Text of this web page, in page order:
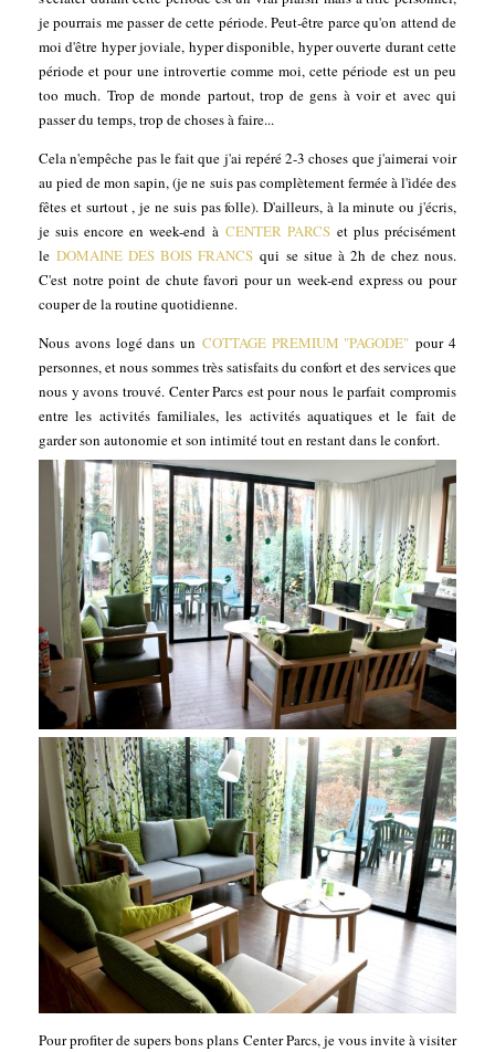
je pourrais me passer de cette période. Peut-être parce qu'on attend de
moi d'être hyper joviale, hyper disponible, hyper ouverte durant cette
période et pour une introvertie comme moi, cette période est un peu
too much. Trop de monde partout, trop de gens à voir et avec qui
passer du temps, trop de choses à faire...
Cela n'empêche pas le fait que j'ai repéré 2-3 choses que j'aimerai voir
au pied de mon sapin, (je ne suis pas complètement fermée à l'idée des
fêtes et surtout , je ne suis pas folle). D'ailleurs, à la minute ou j'écris,
je suis encore en week-end à CENTER PARCSet plus précisément
leDOMAINE DES BOIS FRANCS qui se situe à 2h de chez nous.
C'est notre point de chute favori pour un week-end express ou pour
couper de la routine quotidienne.
Nous avons logé dans un COTTAGE PREMIUM "PAGODE" pour 4
personnes, et nous sommes très satisfaits du confort et des services que
nous y avons trouvé. Center Parcs est pour nous le parfait compromis
entre les activités familiales, les activités aquatiques et le fait de
garder son autonomie et son intimité tout en restant dans le confort.
Pour profiter de supers bons plans Center Parcs, je vous invite à visiter